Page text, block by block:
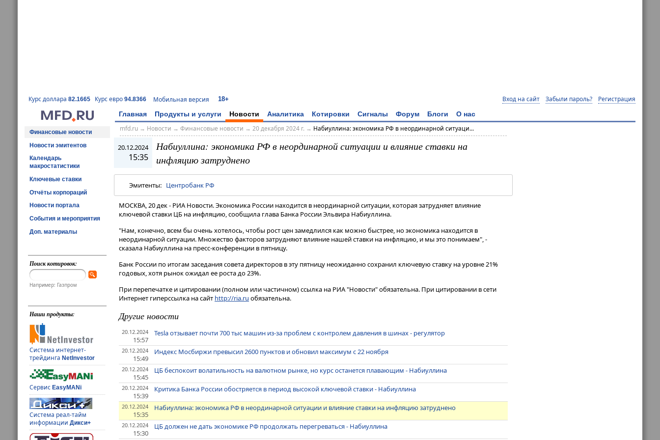
Курс доллара 82.1665 Курс евро 94.8366 Мобильная версия 18+ Вход на сайт Забыли пароль? Регистрация
Главная Продукты и услуги Новости Аналитика Котировки Сигналы Форум Блоги О нас
Финансовые новости
Новости эмитентов
Календарь
макростатистики
Ключевые ставки
Отчёты корпораций
Новости портала
События и мероприятия
Доп. материалы
Поиск котировок:
Например: Газпром
Наши продукты:
Система интернет-
трейдингаNetInvestor
СервисEasyMANi
Система реал-тайм
информацииДикси+
mfd.ru→ Новости → Финансовые новости → 20 декабря 2024 г. → Набиуллина: экономика РФ в неординарной ситуаци...
20.12.2024
15:35
Набиуллина: экономика РФ в неординарной ситуации и влияние ставки на
инфляцию затруднено
Эмитенты: Центробанк РФ
МОСКВА, 20 дек - РИА Новости. Экономика России находится в неординарной ситуации, которая затрудняет влияние
ключевой ставки ЦБ на инфляцию, сообщила глава Банка России Эльвира Набиуллина.
"Нам, конечно, всем бы очень хотелось, чтобы рост цен замедлился как можно быстрее, но экономика находится в
неординарной ситуации​​​. Множество факторов затрудняют влияние нашей ставки на инфляцию, и мы это понимаем", -
сказала Набиуллина на пресс-конференции в пятницу.
Банк России по итогам заседания совета директоров в эту пятницу неожиданно сохранил ключевую ставку на уровне 21%
годовых, хотя рынок ожидал ее роста до 23%.
При перепечатке и цитировании (полном или частичном) ссылка на РИА "Новости" обязательна. При цитировании в сети
Интернет гиперссылка на сайт http://ria.ru обязательна.
Другие новости
20.12.2024
15:57
Tesla отзывает почти 700 тыс машин из-за проблем с контролем давления в шинах - регулятор
20.12.2024
15:49
Индекс Мосбиржи превысил 2600 пунктов и обновил максимум с 22 ноября
20.12.2024
15:45
ЦБ беспокоит волатильность на валютном рынке, но курс останется плавающим - Набиуллина
20.12.2024
15:39
Критика Банка России обостряется в период высокой ключевой ставки - Набиуллина
20.12.2024
15:35
Набиуллина: экономика РФ в неординарной ситуации и влияние ставки на инфляцию затруднено
20.12.2024
15:30
ЦБ должен не дать экономике РФ продолжать перегреваться - Набиуллина